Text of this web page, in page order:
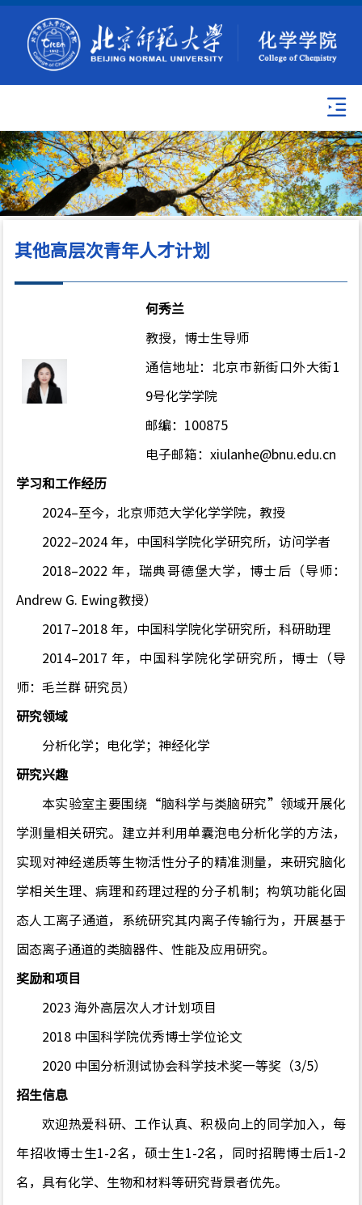
其他高层次青年人才计划
何秀兰
教授，博士生导师
通信地址：北京市新街口外大街1
9号化学学院
邮编： 100875
电子邮箱：xiulanhe@bnu.edu.cn
学习和工作经历
2024–至今，北京师范大学化学学院，教授
2022–2024 年，中国科学院化学研究所，访问学者
2018–2022 年，瑞典哥德堡大学，博士后 （导师：
Andrew G. Ewing教授）
201 7–201 8 年， 中国科学院化学研究所，科研助理
201 4–201 7 年， 中国科学院化学研究所 ，博士（导
师： 毛兰群 研究员 ）
研究领域
分析化学；电化学 ；神经化学
研究兴趣
本实验室主要围绕 “脑科学与类脑研究” 领域开展化
学测量相关研究。建立并利用单囊泡电分析化学的方法，
实现对神经递质等生物活性分子的精准测量，来研究脑化
学相关生理、病理和药理过程的分子机制；构筑功能化固
态人工离子通道，系统研究其内离子传输行为，开展基于
固态离子通道的类脑器件、性能及应用研究。
奖励和项目
2023 海外高层次人才计划项目
2018 中国科学院优秀博士学位论文
2020 中国分析测试协会科学技术奖一等奖（3/5）
招生信息
欢迎热爱科研、工作认真、积极向上的同学加入， 每
年招收博士生1-2名，硕士生1-2名， 同时招聘博士后1-2
名， 具有化学、生物和材料等研究背景者优先。